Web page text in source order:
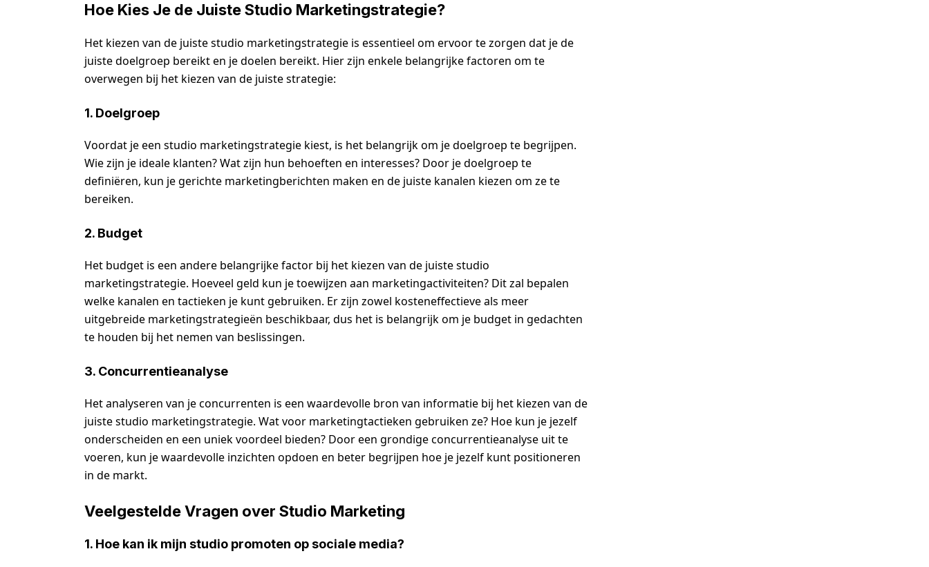
Hoe Kies Je de Juiste Studio Marketingstrategie?
Het kiezen van de juiste studio marketingstrategie is essentieel om ervoor te zorgen dat je de
juiste doelgroep bereikt en je doelen bereikt. Hier zijn enkele belangrijke factoren om te
overwegen bij het kiezen van de juiste strategie:
1. Doelgroep
Voordat je een studio marketingstrategie kiest, is het belangrijk om je doelgroep te begrijpen.
Wie zijn je ideale klanten? Wat zijn hun behoeften en interesses? Door je doelgroep te
definiëren, kun je gerichte marketingberichten maken en de juiste kanalen kiezen om ze te
bereiken.
2. Budget
Het budget is een andere belangrijke factor bij het kiezen van de juiste studio
marketingstrategie. Hoeveel geld kun je toewijzen aan marketingactiviteiten? Dit zal bepalen
welke kanalen en tactieken je kunt gebruiken. Er zijn zowel kosteneffectieve als meer
uitgebreide marketingstrategieën beschikbaar, dus het is belangrijk om je budget in gedachten
te houden bij het nemen van beslissingen.
3. Concurrentieanalyse
Het analyseren van je concurrenten is een waardevolle bron van informatie bij het kiezen van de
juiste studio marketingstrategie. Wat voor marketingtactieken gebruiken ze? Hoe kun je jezelf
onderscheiden en een uniek voordeel bieden? Door een grondige concurrentieanalyse uit te
voeren, kun je waardevolle inzichten opdoen en beter begrijpen hoe je jezelf kunt positioneren
in de markt.
Veelgestelde Vragen over Studio Marketing
1. Hoe kan ik mijn studio promoten op sociale media?